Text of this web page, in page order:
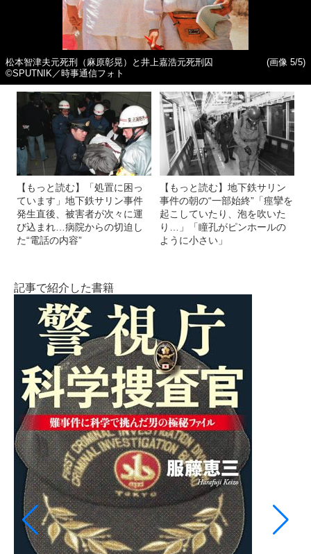
松本智津夫元死刑（麻原彰晃）と井上嘉浩元死刑囚
©SPUTNIK／時事通信フォト
(画像 5/5)
【もっと読む】「処置に困っ
ています」地下鉄サリン事件
発生直後、被害者が次々に運
び込まれ…病院からの切迫し
た“電話の内容”
【もっと読む】地下鉄サリン
事件の朝の“一部始終”「痙攣を
起こしていたり、泡を吹いた
り…」「瞳孔がピンホールの
ように小さい」
記事で紹介した書籍